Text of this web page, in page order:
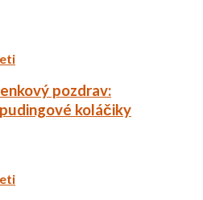
pozdrav:
koláčiky